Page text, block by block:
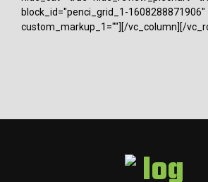
block_id="penci_grid_1-1608288871906"
custom_markup_1=""][/vc_column][/